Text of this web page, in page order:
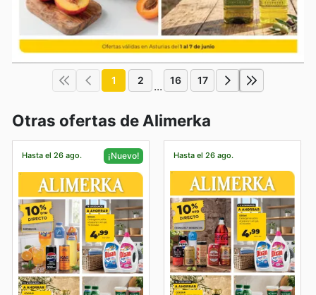
1 2 ... 16 17
Otras ofertas de Alimerka
Hasta el 26 ago. ¡Nuevo! Hasta el 26 ago.